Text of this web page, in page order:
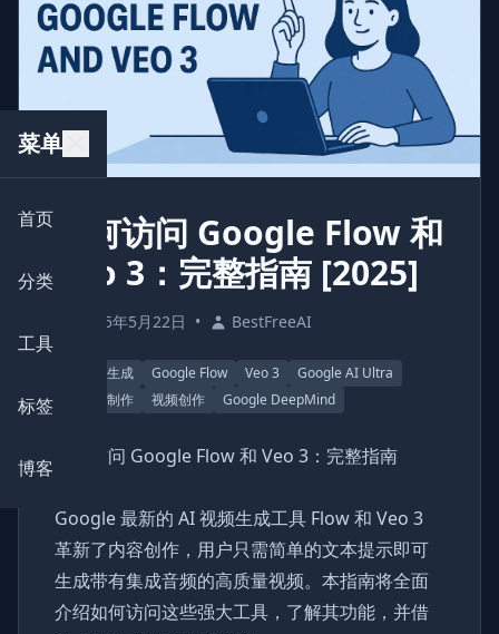
菜单
首页
分类
工具
标签
博客
如何访问 Google Flow 和
Veo 3：完整指南 [2025]
2025年5月22日 • BestFreeAI
AI 视频生成 Google Flow Veo 3
Google AI Ultra
AI 电影制作
视频创作 Google DeepMind
如何访问 Google Flow 和 Veo 3：完整指南
Google 最新的 AI 视频生成工具 Flow 和 Veo 3
革新了内容创作，用户只需简单的文本提示即可
生成带有集成音频的高质量视频。本指南将全面
介绍如何访问这些强大工具，了解其功能，并借